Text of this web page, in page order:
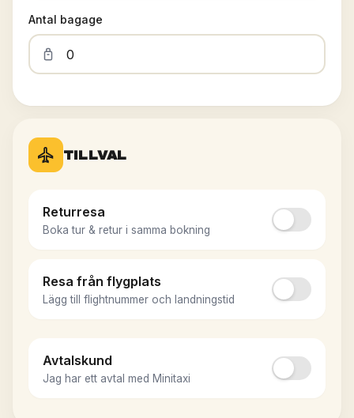
Antal bagage
TILLVAL
Returresa
Boka tur & retur i samma bokning
Returresa från Landvetter
Du landar på Landvetter på återresan. Fyll i om du vet
Resa från flygplats
Lägg till flightnummer och landningstid
Avtalskund
Jag har ett avtal med Minitaxi